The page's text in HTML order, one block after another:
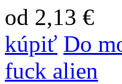
od 2,13 €
kúpiť Do
fuck alien